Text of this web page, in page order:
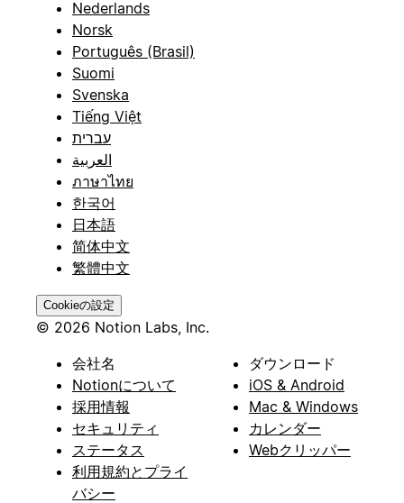
Nederlands
Norsk
Português (Brasil)
Suomi
Svenska
Tiếng Việt
עברית
العربية
ภาษาไทย
한국어
日本語
简体中文
繁體中文
Cookieの設定
© 2026 Notion Labs, Inc.
会社名
Notionについて
採用情報
セキュリティ
ステータス
利用規約とプライ
バシー
ダウンロード
iOS & Android
Mac & Windows
カレンダー
Webクリッパー